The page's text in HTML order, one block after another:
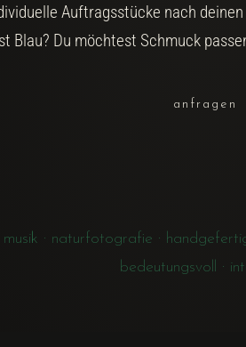
Auftragsstücke nach
Blau? Du möchtest Schmuck
anfragen
· naturfotografie ·
bedeutungsvoll ·